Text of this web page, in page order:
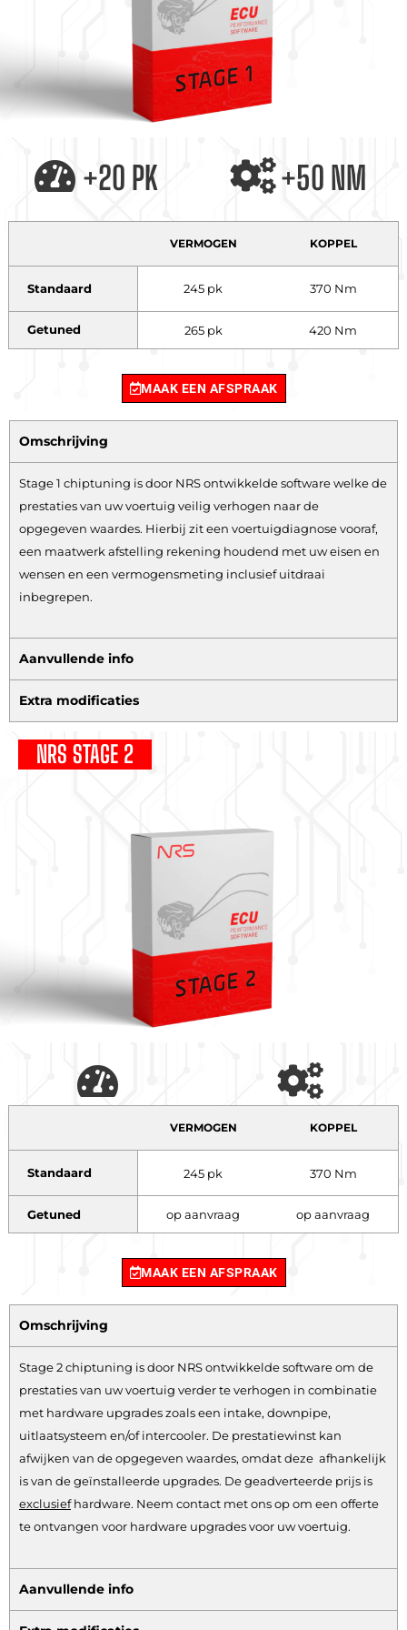
+20 PK +50 NM
VERMOGEN KOPPEL
Standaard 245 pk 370 Nm
Getuned 265 pk 420 Nm
MAAK EEN AFSPRAAK
Omschrijving
Stage 1 chiptuning is door NRS ontwikkelde software welke de
prestaties van uw voertuig veilig verhogen naar de
opgegeven waardes. Hierbij zit een voertuigdiagnose vooraf,
een maatwerk afstelling rekening houdend met uw eisen en
wensen en een vermogensmeting inclusief uitdraai
inbegrepen.
Aanvullende info
Extra modificaties
NRS STAGE 2
VERMOGEN KOPPEL
Standaard 245 pk 370 Nm
Getuned op aanvraag op aanvraag
MAAK EEN AFSPRAAK
Omschrijving
Stage 2 chiptuning is door NRS ontwikkelde software om de
prestaties van uw voertuig verder te verhogen in combinatie
met hardware upgrades zoals een intake, downpipe,
uitlaatsysteem en/of intercooler. De prestatiewinst kan
afwijken van de opgegeven waardes, omdat deze afhankelijk
is van de geïnstalleerde upgrades. De geadverteerde prijs is
exclusiefhardware. Neem contact met ons op om een offerte
te ontvangen voor hardware upgrades voor uw voertuig.
Aanvullende info